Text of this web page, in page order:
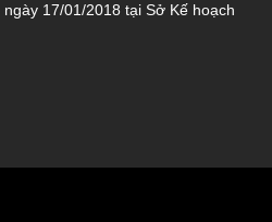
17/01/2018 tại Sở Kế hoạch